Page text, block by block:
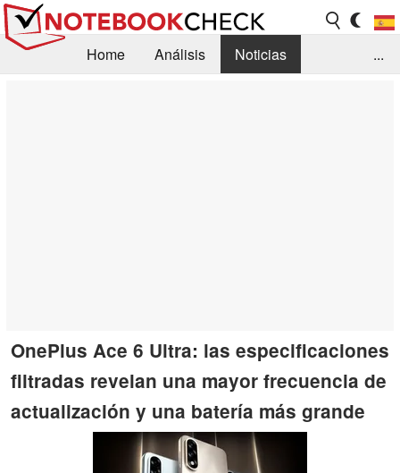
Home Análisis
Noticias
...
OnePlus Ace 6 Ultra: las especificaciones
filtradas revelan una mayor frecuencia de
actualización y una batería más grande